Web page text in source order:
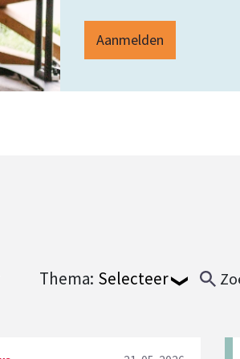
Aanmelden
Thema: